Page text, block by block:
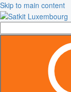
Skip to main content